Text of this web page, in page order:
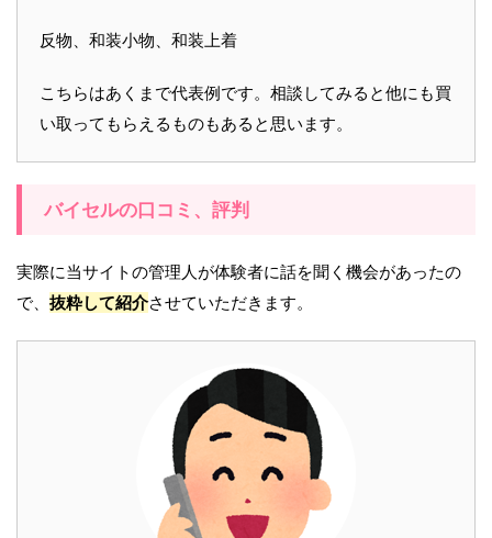
反物、和装小物、和装上着
こちらはあくまで代表例です。相談してみると他にも買
い取ってもらえるものもあると思います。
バイセルの口コミ、評判
実際に当サイトの管理人が体験者に話を聞く機会があったの
で、 抜粋して紹介させていただきます。